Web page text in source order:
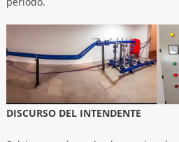
DISCURSO DEL INTENDENTE